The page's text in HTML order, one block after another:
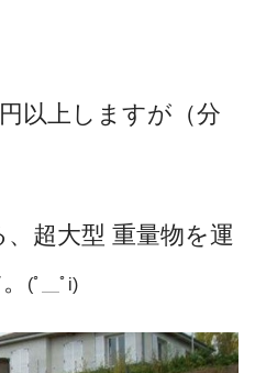
以上しますが（分
超大型 重量物を運
(ﾟ＿ﾟi)